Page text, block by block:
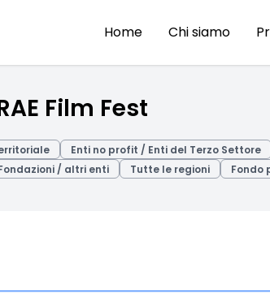
Home Chi siamo
Film Fest
Enti no profit / Enti del Terzo Settore
/ altri enti Tutte le regioni Fondo